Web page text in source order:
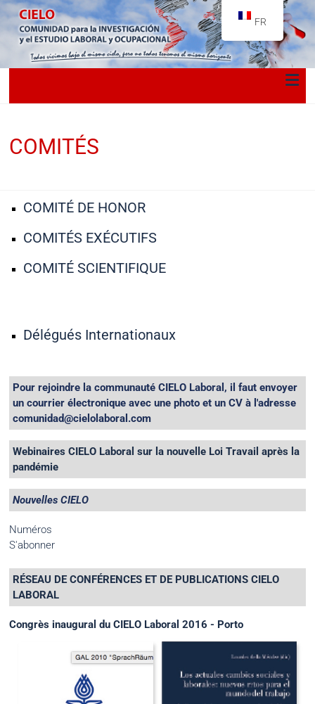
COMITÉS
COMITÉ DE HONOR
COMITÉS EXÉCUTIFS
COMITÉ SCIENTIFIQUE
Délégués Internationaux
Pour rejoindre la communauté CIELO Laboral, il faut envoyer
un courrier électronique avec une photo et un CV à l'adresse
comunidad@cielolaboral.com
Webinaires CIELO Laboral sur la nouvelle Loi Travail après la
pandémie
Nouvelles CIELO
Numéros
S'abonner
RÉSEAU DE CONFÉRENCES ET DE PUBLICATIONS CIELO
LABORAL
Congrès inaugural du CIELO Laboral 2016 - Porto
FR